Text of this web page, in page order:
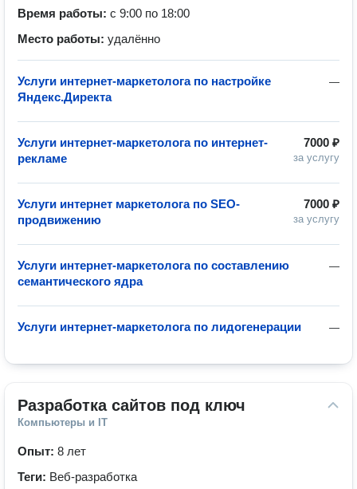
Время работы: с 9:00 по 18:00
Место работы: удалённо
—
Услуги интернет-маркетолога по настройке
Яндекс.Директа
7000 ₽
за услугу
Услуги интернет-маркетолога по интернет-
рекламе
7000 ₽
за услугу
Услуги интернет маркетолога по SEO-
продвижению
—
Услуги интернет-маркетолога по составлению
семантического ядра
—
Услуги интернет-маркетолога по лидогенерации
Разработка сайтов под ключ
Компьютеры и IT
Опыт: 8 лет
Теги: Веб-разработка